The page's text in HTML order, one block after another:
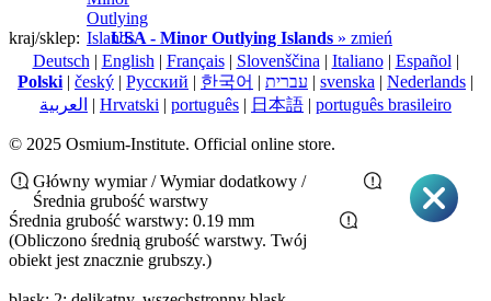
kraj/sklep: USA - Minor Outlying Islands » zmień
Deutsch | English | Français| Slovenščina | Italiano| Español |
Polski | český | Pусский | 한국어 | עברית | svenska | Nederlands |
العربية | Hrvatski | português | 日本語 | português brasileiro
© 2025 Osmium-Institute. Official online store.
Główny wymiar / Wymiar dodatkowy /
Średnia grubość warstwy
Średnia grubość warstwy: 0.19 mm
(Obliczono średnią grubość warstwy. Twój
obiekt jest znacznie grubszy.)